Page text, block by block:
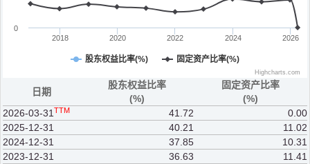
股东权益比率(%) 固定资产比率(%)
2018 2020 2022 2024 2026
0
Highcharts.com
日期
股东权益比率
(%)
固定资产比率
(%)
2026-03-31 TTM 41.72
0.00
2025-12-31
40.21
11.02
2024-12-31
37.85
10.31
2023-12-31
36.63
11.41